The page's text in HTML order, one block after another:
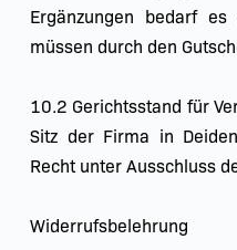
Ergänzungen bedarf
müssen durch den
10.2 Gerichtsstand für
Sitz der Firma in
Recht unter Ausschluss
Widerrufsbelehrung